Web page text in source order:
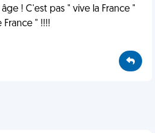
! C'est pas " vive la France "
" !!!!